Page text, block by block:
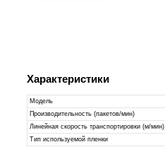
Характеристики
Модель
Производительность (пакетов/мин)
Линейная скорость транспортировки (м/мин)
Тип используемой пленки